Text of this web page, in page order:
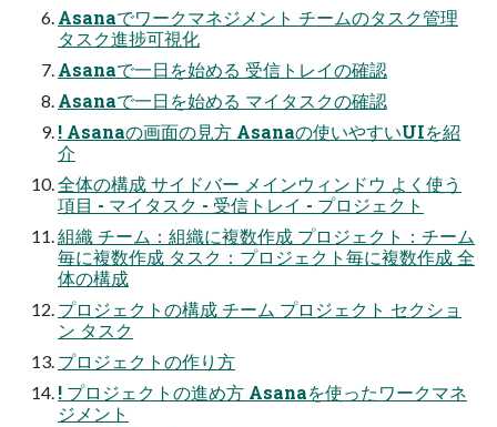
Asanaでワークマネジメント チームのタスク管理
タスク進捗可視化
Asanaで一日を始める 受信トレイの確認
Asanaで一日を始める マイタスクの確認
! Asanaの画面の見方 Asanaの使いやすいUIを紹
介
全体の構成 サイドバー メインウィンドウ よく使う
項目 - マイタスク - 受信トレイ - プロジェクト
組織 チーム：組織に複数作成 プロジェクト：チーム
毎に複数作成 タスク：プロジェクト毎に複数作成 全
体の構成
プロジェクトの構成 チーム プロジェクト セクショ
ン タスク
プロジェクトの作り方
! プロジェクトの進め方 Asanaを使ったワークマネ
ジメント